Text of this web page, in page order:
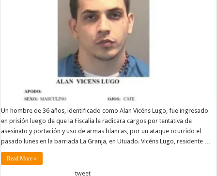
Un hombre de 36 años, identificado como Alan Vicéns Lugo, fue ingresado
en prisión luego de que la Fiscalía le radicara cargos por tentativa de
asesinato y portación y uso de armas blancas, por un ataque ocurrido el
pasado lunes en la barriada La Granja, en Utuado. Vicéns Lugo, residente …
Read More »
tweet